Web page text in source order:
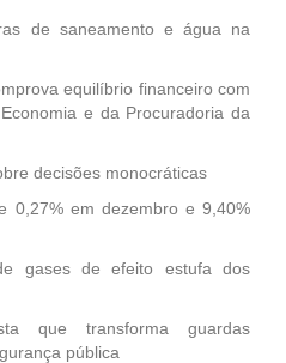
de saneamento e água na
equilíbrio financeiro com
e da Procuradoria da
decisões monocráticas
0,27% em dezembro e 9,40%
gases de efeito estufa dos
que transforma guardas
pública